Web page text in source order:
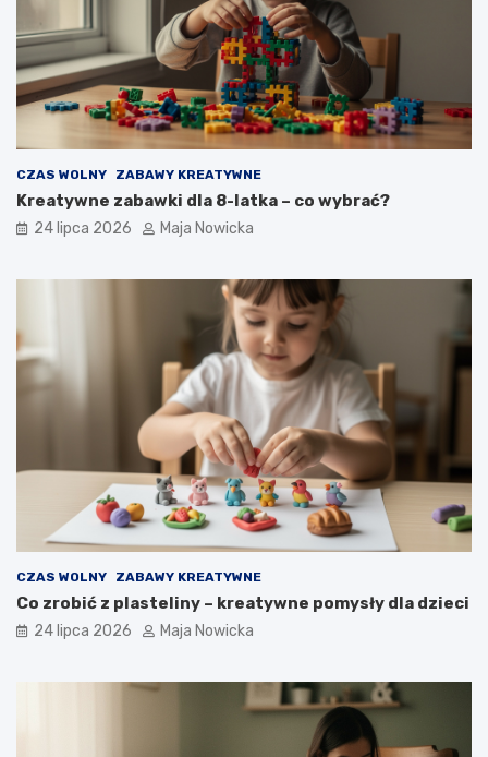
CZAS WOLNY ZABAWY KREATYWNE
Kreatywne zabawki dla 8-latka – co wybrać?
24 lipca 2026 Maja Nowicka
CZAS WOLNY ZABAWY KREATYWNE
Co zrobić z plasteliny – kreatywne pomysły dla dzieci
24 lipca 2026 Maja Nowicka